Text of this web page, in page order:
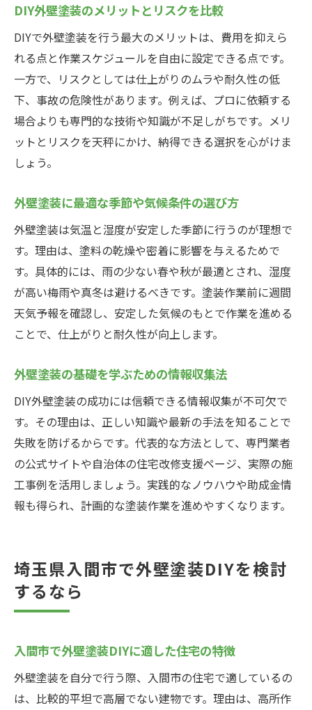
助成金を利用した外壁塗装の進め方の工夫
外壁塗装助成金の最新動向を知る方法
外壁の色選びで後悔しないためのコツ
外壁塗装の色選びで失敗しないポイント
避けたい外壁塗装の色とその理由を解説
人気の外壁塗装カラーと選び方の傾向
色見本を活用した外壁塗装の選択術
外壁塗装の色選びに役立つアドバイス集
自分でできる外壁塗装の安全対策と注意点
外壁塗装DIYで必須の安全対策を知ろう
外壁塗装作業時の事故を防ぐポイント
自分で外壁塗装する際の健康リスク対策
外壁塗装作業前後の周囲への配慮方法
外壁塗装の安全を高める実践的な方法
入間市で外壁塗装DIYを成功させる秘訣
外壁塗装DIYを成功に導く計画の立て方
入間市で外壁塗装経験者のアドバイス活用
術
外壁塗装DIYで満足度を高めるポイント
実践者が語る外壁塗装DIYの成功体験談
外壁塗装DIY後のアフターケアと補修方法
DIY外壁塗装のメリットとリスクを比較
DIYで外壁塗装を行う最大のメリットは、費用を抑えら
れる点と作業スケジュールを自由に設定できる点です。
一方で、リスクとしては仕上がりのムラや耐久性の低
下、事故の危険性があります。例えば、プロに依頼する
場合よりも専門的な技術や知識が不足しがちです。メリ
ットとリスクを天秤にかけ、納得できる選択を心がけま
しょう。
外壁塗装に最適な季節や気候条件の選び方
外壁塗装は気温と湿度が安定した季節に行うのが理想で
す。理由は、塗料の乾燥や密着に影響を与えるためで
す。具体的には、雨の少ない春や秋が最適とされ、湿度
が高い梅雨や真冬は避けるべきです。塗装作業前に週間
天気予報を確認し、安定した気候のもとで作業を進める
ことで、仕上がりと耐久性が向上します。
外壁塗装の基礎を学ぶための情報収集法
DIY外壁塗装の成功には信頼できる情報収集が不可欠で
す。その理由は、正しい知識や最新の手法を知ることで
失敗を防げるからです。代表的な方法として、専門業者
の公式サイトや自治体の住宅改修支援ページ、実際の施
工事例を活用しましょう。実践的なノウハウや助成金情
報も得られ、計画的な塗装作業を進めやすくなります。
埼玉県入間市で外壁塗装DIYを検討
するなら
入間市で外壁塗装DIYに適した住宅の特徴
外壁塗装を自分で行う際、入間市の住宅で適しているの
は、比較的平坦で高層でない建物です。理由は、高所作